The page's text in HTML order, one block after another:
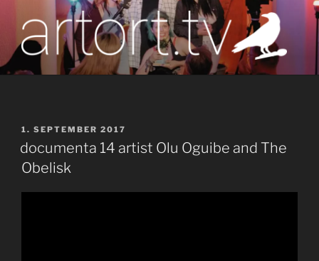
Inhalt
springen
artort.tv
Berichte vom Tatort der Kunst
VERÖFFENTLICHT
AM
1. SEPTEMBER 2017
documenta 14 artist Olu Oguibe and The
Obelisk